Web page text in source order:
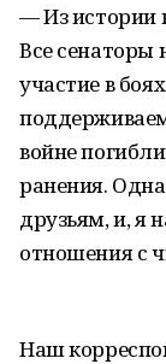
— Из истории
Все
участие в
войне
ранения.
друзьям, и, я
отношения с
Наш